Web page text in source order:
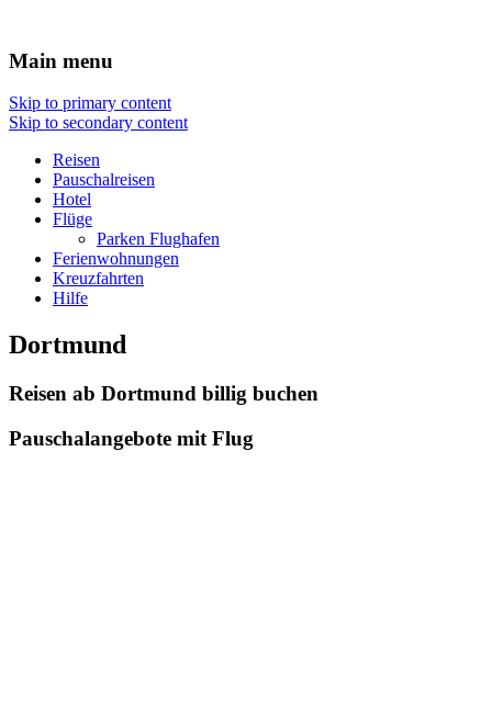
Hotel Flug Urlaub
Main menu
Skip to primary content
Skip to secondary content
Reisen
Pauschalreisen
Hotel
Flüge
Parken Flughafen
Ferienwohnungen
Kreuzfahrten
Hilfe
Dortmund
Reisen ab Dortmund billig buchen
Pauschalangebote mit Flug